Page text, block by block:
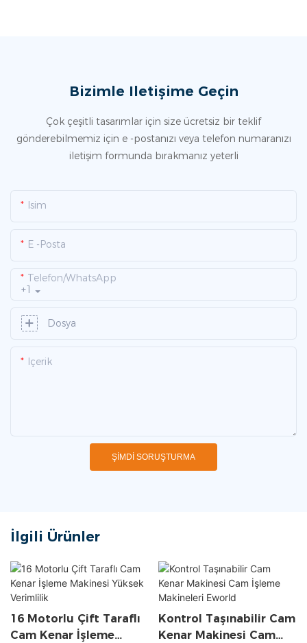
Bizimle Iletişime Geçin
Çok çeşitli tasarımlar için size ücretsiz bir teklif
gönderebilmemiz için e -postanızı veya telefon numaranızı
iletişim formunda bırakmanız yeterli
Isim
E -posta
+1
Telefon/WhatsApp
Dosya
Içerik
ŞIMDI SORUŞTURMA
İlgili Ürünler
16 Motorlu Çift Taraflı
Cam Kenar İşleme
Kontrol Taşınabilir Cam
Kenar Makinesi Cam